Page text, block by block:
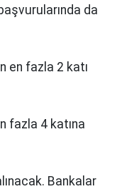
da
en fazla 2 katı
fazla 4 katına
Bankalar